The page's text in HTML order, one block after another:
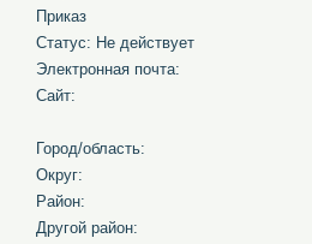
Приказ
Статус: Не действует
Электронная почта:
Сайт:
Город/область:
Округ:
Район:
Другой район: